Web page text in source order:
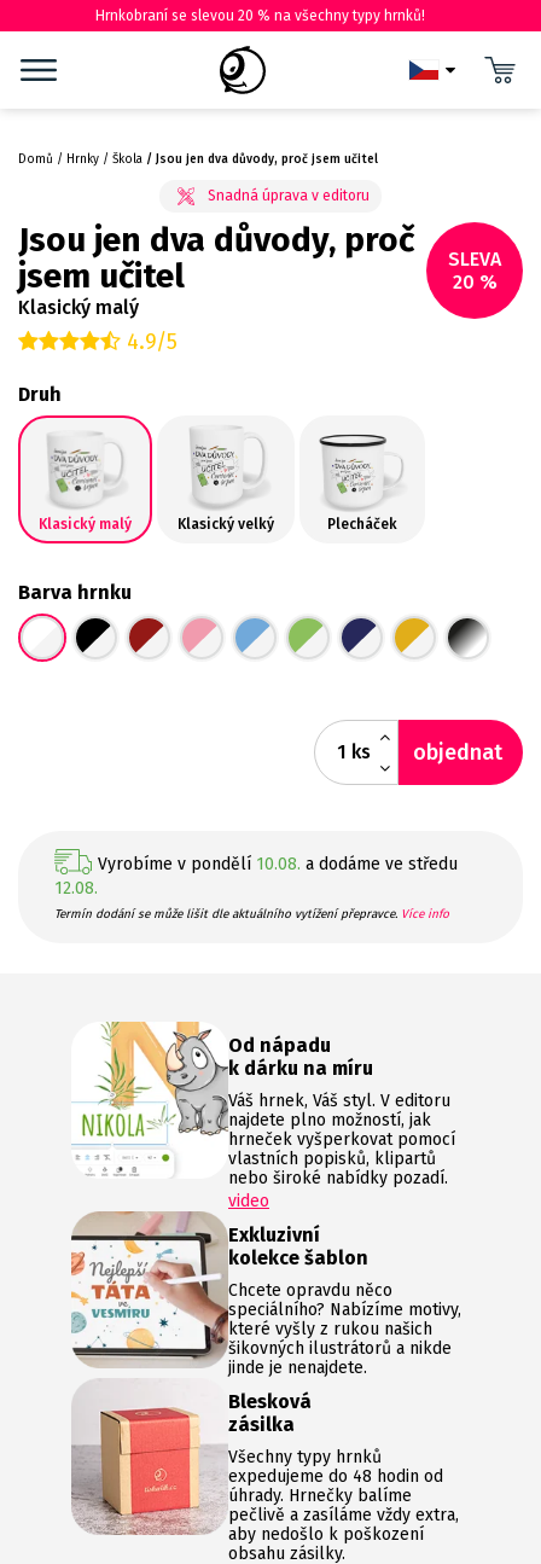
Hrnkobraní se slevou 20 % na všechny typy hrnků!
Domů Hrnky Škola Jsou jen dva důvody, proč jsem učitel
SLEVA
20 %
Jsou jen dva důvody, proč
jsem učitel
Klasický malý
4.9/5
Druh
Klasický malý Klasický velký Plecháček
Barva hrnku
ks objednat
Vyrobíme v pondělí 10.08. a dodáme ve středu
12.08.
Termín dodání se může lišit dle aktuálního vytížení přepravce. Více info
Od nápadu
k dárku na míru
Váš hrnek, Váš styl. V editoru
najdete plno možností, jak
hrneček vyšperkovat pomocí
vlastních popisků, klipartů
nebo široké nabídky pozadí.
video
Exkluzivní
kolekce šablon
Chcete opravdu něco
speciálního? Nabízíme motivy,
které vyšly z rukou našich
šikovných ilustrátorů a nikde
jinde je nenajdete.
Blesková
zásilka
Všechny typy hrnků
expedujeme do 48 hodin od
úhrady. Hrnečky balíme
pečlivě a zasíláme vždy extra,
aby nedošlo k poškození
obsahu zásilky.